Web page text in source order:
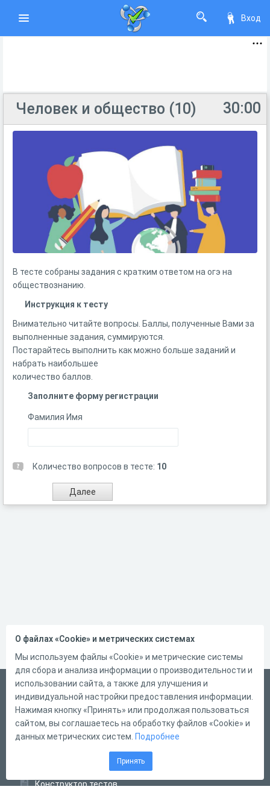
Вход
30:00
Человек и общество (10)
В тесте собраны задания с кратким ответом на огэ на
обществознанию.
Инструкция к тесту
Внимательно читайте вопросы. Баллы, полученные Вами за
выполненные задания, суммируются.
Постарайтесь выполнить как можно больше заданий и
набрать наибольшее
количество баллов.
Заполните форму регистрации
Фамилия Имя
Количество вопросов в тесте: 10
Русский
Справка
Форма обратной связи
Конструктор тестов
О файлах «Cookie» и метрических системах
Мы используем файлы «Cookie» и метрические системы
для сбора и анализа информации о производительности и
использовании сайта, а также для улучшения и
индивидуальной настройки предоставления информации.
Нажимая кнопку «Принять» или продолжая пользоваться
сайтом, вы соглашаетесь на обработку файлов «Cookie» и
данных метрических систем. Подробнее
Принять